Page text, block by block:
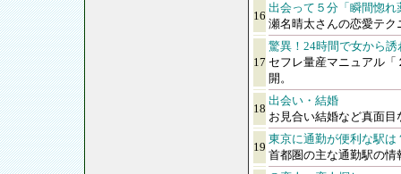
16
出会って５分「瞬間惚
瀬名晴太さんの恋愛テ
17
驚異！24時間で女から
セフレ量産マニュアル
開。
18
出会い・結婚
お見合い結婚など真面
19
東京に通勤が便利な駅
首都圏の主な通勤駅の情